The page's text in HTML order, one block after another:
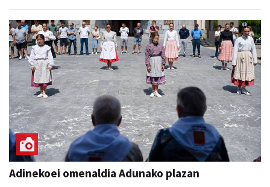
Adinekoei omenaldia Adunako plazan